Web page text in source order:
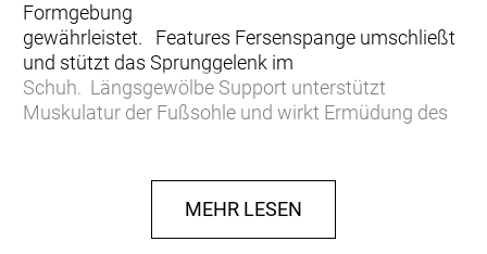
Formgebung
gewährleistet. Features Fersenspange umschließt
und stützt das Sprunggelenk im
Schuh. Längsgewölbe Support unterstützt
Muskulatur der Fußsohle und wirkt Ermüdung des
Zehen. Lateraler Vorfuß Support stabilisiert den Fuß
auf dem Pedal nach außen ab. Reduziert die laterale
Kniebewegung und verbessert die
MEHR LESEN